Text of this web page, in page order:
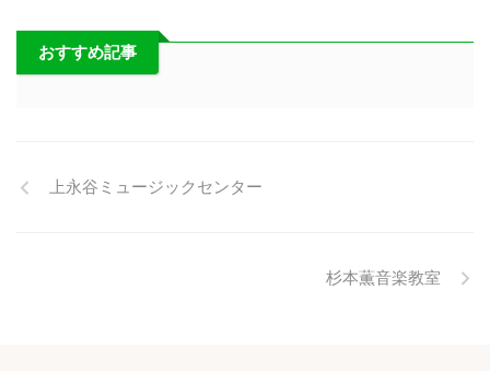
おすすめ記事
上永谷ミュージックセンター
杉本薫音楽教室